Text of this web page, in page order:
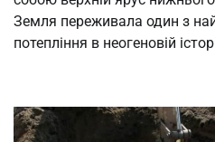
Земля переживала один з
потепління в неогеновій